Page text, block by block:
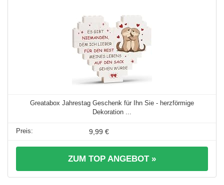
Greatabox Jahrestag Geschenk für Ihn Sie - herzförmige
Dekoration ...
9,99 €
ZUM TOP ANGEBOT »